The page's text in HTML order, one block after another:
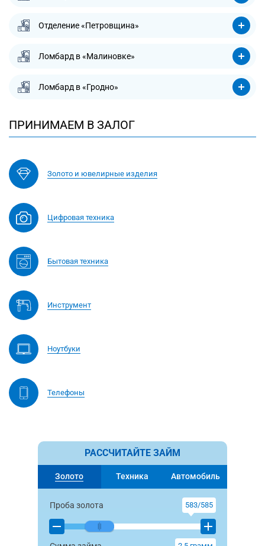
Отделение «Петровщина»
Ломбард в «Малиновке»
Ломбард в «Гродно»
ПРИНИМАЕМ В ЗАЛОГ
Золото и ювелирные изделия
Цифровая техника
Бытовая техника
Инструмент
Ноутбуки
Телефоны
РАССЧИТАЙТЕ ЗАЙМ
Золото Техника Автомобиль
Проба золота 583/585